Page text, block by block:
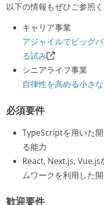
以下の情報もぜひご参照く
キャリア事業
アジャイルでビッグ
る試み
シニアライフ事業
自律性を高める小さ
必須要件
TypeScriptを用いた
る能力
React, Next.js, Vue.js
ムワークを利用した
歓迎要件